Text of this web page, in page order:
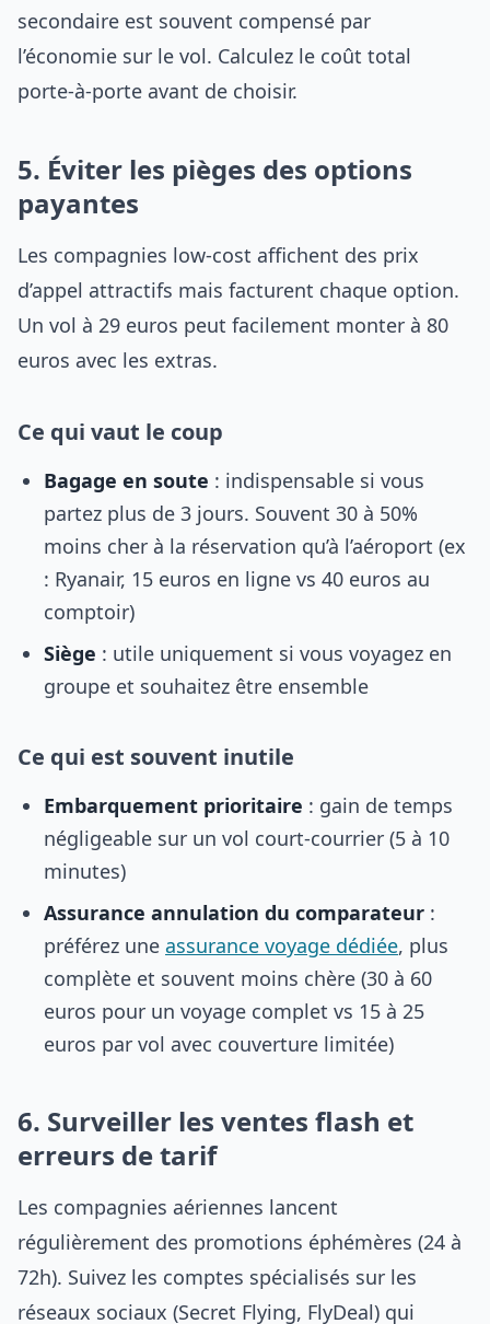
secondaire est souvent compensé par
l’économie sur le vol. Calculez le coût total
porte-à-porte avant de choisir.
5. Éviter les pièges des options
payantes
Les compagnies low-cost affichent des prix
d’appel attractifs mais facturent chaque option.
Un vol à 29 euros peut facilement monter à 80
euros avec les extras.
Ce qui vaut le coup
Bagage en soute : indispensable si vous
partez plus de 3 jours. Souvent 30 à 50%
moins cher à la réservation qu’à l’aéroport (ex
: Ryanair, 15 euros en ligne vs 40 euros au
comptoir)
Siège : utile uniquement si vous voyagez en
groupe et souhaitez être ensemble
Ce qui est souvent inutile
Embarquement prioritaire : gain de temps
négligeable sur un vol court-courrier (5 à 10
minutes)
Assurance annulation du comparateur :
préférez une assurance voyage dédiée, plus
complète et souvent moins chère (30 à 60
euros pour un voyage complet vs 15 à 25
euros par vol avec couverture limitée)
6. Surveiller les ventes flash et
erreurs de tarif
Les compagnies aériennes lancent
régulièrement des promotions éphémères (24 à
72h). Suivez les comptes spécialisés sur les
réseaux sociaux (Secret Flying, FlyDeal) qui